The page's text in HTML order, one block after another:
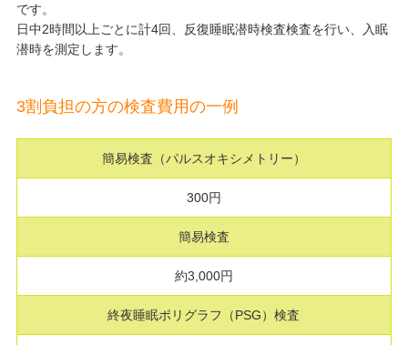
です。
日中2時間以上ごとに計4回、反復睡眠潜時検査検査を行い、入眠
潜時を測定します。
3割負担の方の検査費用の一例
簡易検査（パルスオキシメトリー）
300円
簡易検査
約3,000円
終夜睡眠ポリグラフ（PSG）検査